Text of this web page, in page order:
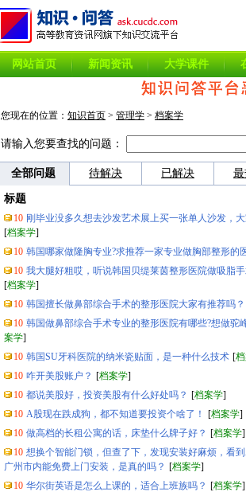
网站首页 新闻资讯 大学课件
您现在的位置： 知识首页 > 管理学 > 档案学
请输入您要查找的问题：
全部问题 待解决 已解决 最
标题
10 刚毕业没多久想去沙发艺术展上买一张单人沙发，
[档案学]
10 韩国哪家做隆胸专业?求推荐一家专业做胸部整形的
10 我大腿好粗哎，听说韩国贝缇莱茵整形医院做吸脂
[档案学]
10 韩国擅长做鼻部综合手术的整形医院大家有推荐吗？
10 韩国做鼻部综合手术专业的整形医院有哪些?想做驼
案学]
10 韩国SU牙科医院的纳米瓷贴面，是一种什么技术 [
10 咋开美股账户？ [档案学]
10 都说美股好，投资美股有什么好处吗？ [档案学]
10 A股现在跌成狗，都不知道要投资个啥了！ [档案学]
10 做高档的长租公寓的话，床垫什么牌子好？ [档案学]
10 想换个智能门锁，但查了下，发现安装好麻烦，看
广州市内能免费上门安装，是真的吗？ [档案学]
10 华尔街英语是怎么上课的，适合上班族吗？ [档案学]